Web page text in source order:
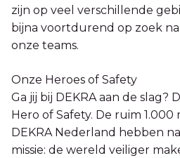
zijn op veel verschillende
bijna voortdurend op zoek
onze teams.
Onze Heroes of Safety
Ga jij bij DEKRA aan de slag?
Hero of Safety. De ruim
DEKRA Nederland hebben
missie: de wereld veiliger